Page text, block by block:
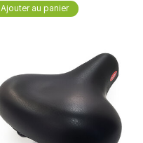
Ajouter au panier